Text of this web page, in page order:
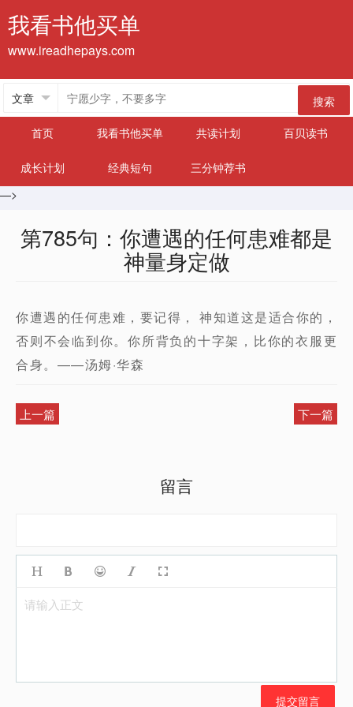
我看书他买单
www.ireadhepays.com
搜索
首页
我看书他买单 共读计划 百贝读书
成长计划 经典短句
三分钟荐书
—>
第785句：你遭遇的任何患难都是
神量身定做
你遭遇的任何患难，要记得， 神知道这是适合你的，
否则不会临到你。你所背负的十字架，比你的衣服更
合身。——汤姆·华森
上一篇 下一篇
留言
请输入正文
提交留言